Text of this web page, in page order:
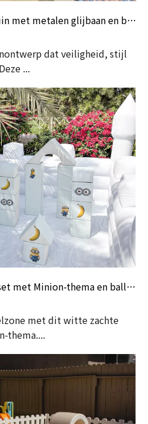
Moderne binnenspeeltuin met metalen glijbaan en ballenbak | Commerciële zachte speeltoestellen voor entertainmentcentra voor kinderen
dat veiligheid, stijl
...
Witte Soft Play kasteelset met Minion-thema en ballenbak | Binnenspeeltoestellen voor peuters en feestverhuur
met dit witte zachte
thema....